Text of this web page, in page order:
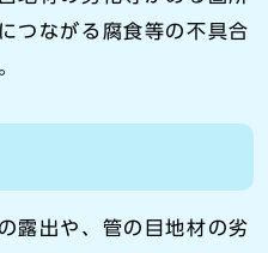
つながる腐食等の不具合
露出や、管の目地材の劣